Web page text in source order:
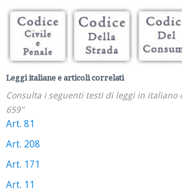
Leggi italiane e articoli correlati
Consulta i seguenti testi di leggi in italiano
659"
Art. 81
Art. 208
Art. 171
Art. 11